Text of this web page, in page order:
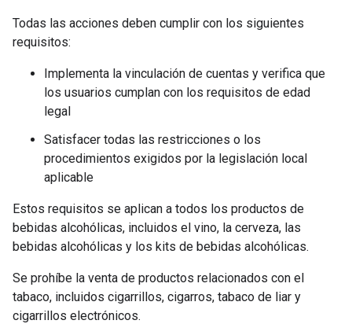
Todas las acciones deben cumplir con los siguientes
requisitos:
Implementa la vinculación de cuentas y verifica que
los usuarios cumplan con los requisitos de edad
legal
Satisfacer todas las restricciones o los
procedimientos exigidos por la legislación local
aplicable
Estos requisitos se aplican a todos los productos de
bebidas alcohólicas, incluidos el vino, la cerveza, las
bebidas alcohólicas y los kits de bebidas alcohólicas.
Se prohíbe la venta de productos relacionados con el
tabaco, incluidos cigarrillos, cigarros, tabaco de liar y
cigarrillos electrónicos.